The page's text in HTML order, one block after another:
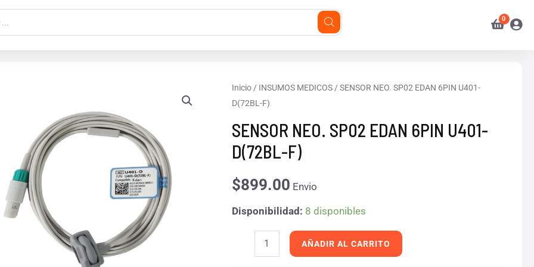
Inicio/ INSUMOS MEDICOS/ SENSOR NEO. SP02 EDAN 6PIN U401-
D(72BL-F)
SENSOR NEO. SP02 EDAN 6PIN U401-
D(72BL-F)
$899.00 Envio
Disponibilidad: 8 disponibles
SENSOR
NEO.
SP02
EDAN
6PIN
U401-
F)
AÑADIR AL CARRITO